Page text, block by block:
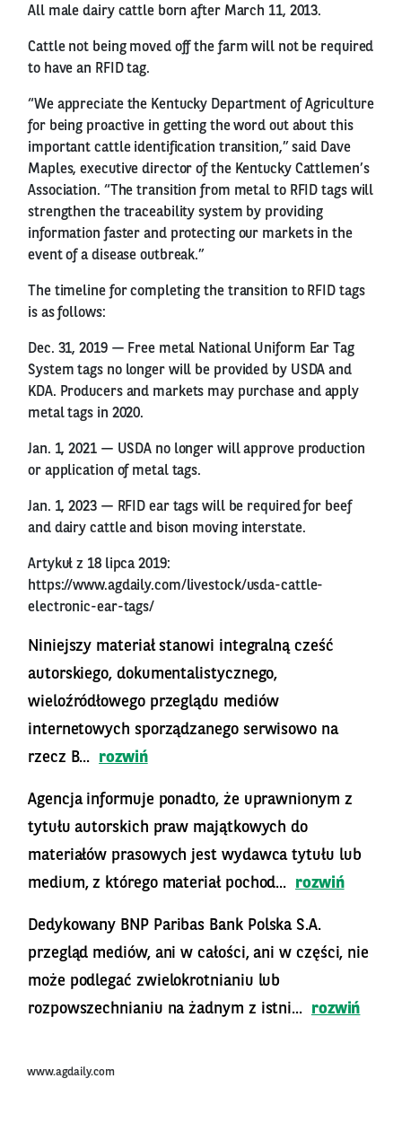
All male dairy cattle born after March 11, 2013.
Cattle not being moved off the farm will not be required
to have an RFID tag.
“We appreciate the Kentucky Department of Agriculture
for being proactive in getting the word out about this
important cattle identification transition,” said Dave
Maples, executive director of the Kentucky Cattlemen’s
Association. “The transition from metal to RFID tags will
strengthen the traceability system by providing
information faster and protecting our markets in the
event of a disease outbreak.”
The timeline for completing the transition to RFID tags
is as follows:
Dec. 31, 2019 — Free metal National Uniform Ear Tag
System tags no longer will be provided by USDA and
KDA. Producers and markets may purchase and apply
metal tags in 2020.
Jan. 1, 2021 — USDA no longer will approve production
or application of metal tags.
Jan. 1, 2023 — RFID ear tags will be required for beef
and dairy cattle and bison moving interstate.
Artykuł z 18 lipca 2019:
https://www.agdaily.com/livestock/usda-cattle-
electronic-ear-tags/
Niniejszy materiał stanowi integralną cześć
autorskiego, dokumentalistycznego,
wieloźródłowego przeglądu mediów
internetowych sporządzanego serwisowo na
rzecz B...
rozwiń
Agencja informuje ponadto, że uprawnionym z
tytułu autorskich praw majątkowych do
materiałów prasowych jest wydawca tytułu lub
medium, z którego materiał pochod...
rozwiń
Dedykowany BNP Paribas Bank Polska S.A.
przegląd mediów, ani w całości, ani w części, nie
może podlegać zwielokrotnianiu lub
rozpowszechnianiu na żadnym z istni...
rozwiń
www.agdaily.com